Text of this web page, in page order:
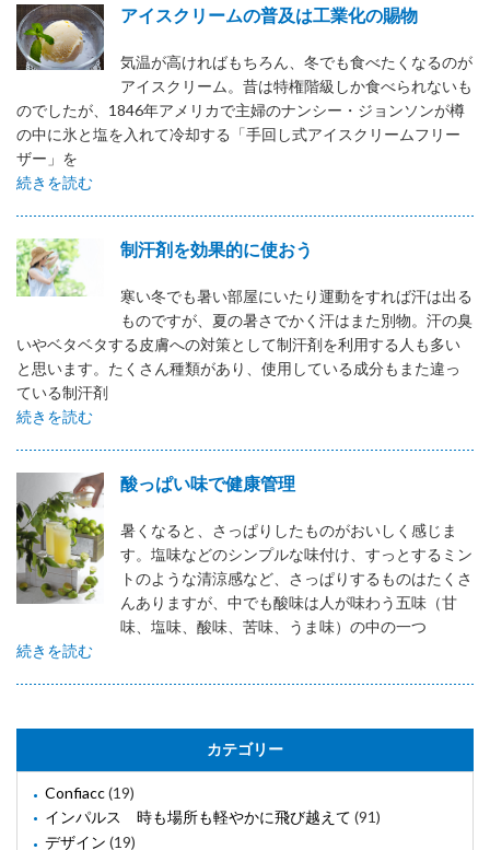
アイスクリームの普及は工業化の賜物
気温が高ければもちろん、冬でも食べたくなるのが
アイスクリーム。昔は特権階級しか食べられないも
のでしたが、1846年アメリカで主婦のナンシー・ジョンソンが樽
の中に氷と塩を入れて冷却する「手回し式アイスクリームフリー
ザー」を
続きを読む
制汗剤を効果的に使おう
寒い冬でも暑い部屋にいたり運動をすれば汗は出る
ものですが、夏の暑さでかく汗はまた別物。汗の臭
いやベタベタする皮膚への対策として制汗剤を利用する人も多い
と思います。たくさん種類があり、使用している成分もまた違っ
ている制汗剤
続きを読む
酸っぱい味で健康管理
暑くなると、さっぱりしたものがおいしく感じま
す。塩味などのシンプルな味付け、すっとするミン
トのような清涼感など、さっぱりするものはたくさ
んありますが、中でも酸味は人が味わう五味（甘
味、塩味、酸味、苦味、うま味）の中の一つ
続きを読む
カテゴリー
Confiacc(19)
インパルス 時も場所も軽やかに飛び越えて (91)
デザイン (19)